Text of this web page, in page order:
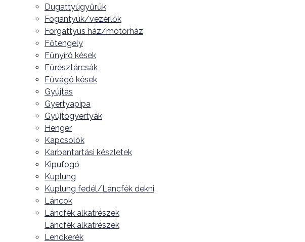
Dugattyúgyűrűk
Fogantyúk/vezérlők
Forgattyús ház/motorház
Főtengely
Fűnyíró kések
Fűrésztárcsák
Fűvágó kések
Gyújtás
Gyertyapipa
Gyújtógyertyák
Henger
Kapcsolók
Karbantartási készletek
Kipufogó
Kuplung
Kuplung fedél/Láncfék dekni
Láncok
Láncfék alkatrészek
Láncfék alkatrészek
Lendkerék